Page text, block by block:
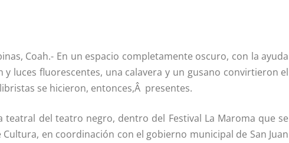
Coah.- En un espacio completamente oscuro, con la ayuda
y luces fluorescentes, una calavera y un gusano convirtieron el
se hicieron, entonces,Â presentes.
del teatro negro, dentro del Festival La Maroma que se
en coordinación con el gobierno municipal de San Juan